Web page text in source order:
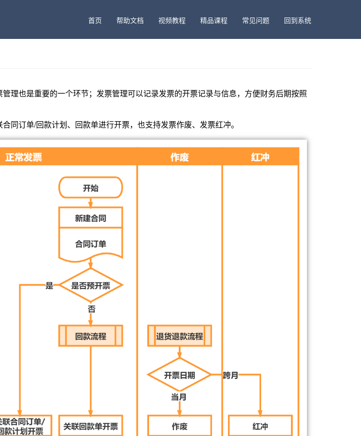
首页 帮助文档 视频教程 精品课程 常见问题 回到系统
理也是重要的一个环节；发票管理可以记录发票的开票记录与信息，方便财务后期按照
同订单/回款计划、回款单进行开票，也支持发票作废、发票红冲。